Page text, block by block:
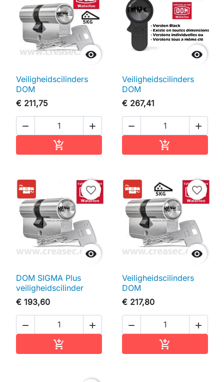

Veiligheidscilinders
DOM
€ 211,75
 


Veiligheidscilinders
DOM
€ 267,41
 


favorite_border
DOM SIGMA Plus
veiligheidscilinder
€ 193,60
 


favorite_border
Veiligheidscilinders
DOM
€ 217,80
 
